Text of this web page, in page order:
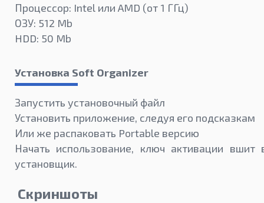
Процессор: Intel или AMD (от 1 ГГц)
ОЗУ: 512 Mb
HDD: 50 Mb
Установка Soft Organizer
Запустить установочный файл
Установить приложение, следуя его подсказкам
Или же распаковать Portable версию
Начать использование, ключ активации вшит
установщик.
Скриншоты